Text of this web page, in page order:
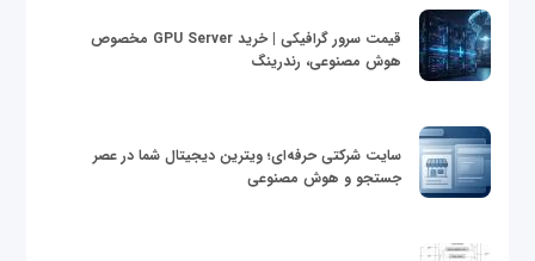
قیمت سرور گرافیکی | خرید GPU Server مخصوص
هوش مصنوعی، رندرینگ
سایت شرکتی حرفه‌ای؛ ویترین دیجیتال شما در عصر
جستجو و هوش مصنوعی